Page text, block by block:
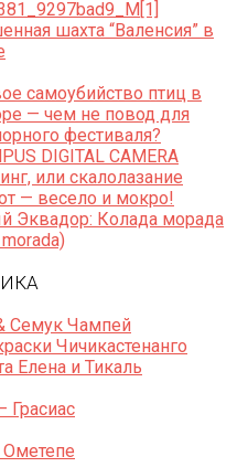
шахта “Валенсия” в
самоубийство птиц в
— чем не повод для
фестиваля?
или скалолазание
— весело и мокро!
Эквадор: Колада морада
Семук Чампей
Чичикастенанго
Елена и Тикаль
Грасиас